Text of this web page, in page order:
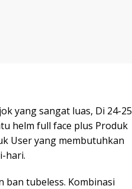
yang sangat luas, Di 24-25
helm full face plus Produk
User yang membutuhkan
hari.
ban tubeless. Kombinasi